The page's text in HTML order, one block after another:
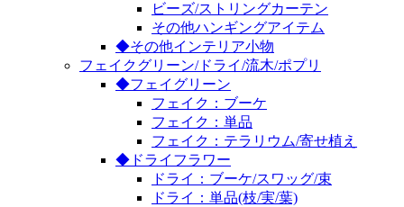
ビーズ/ストリングカーテン
その他ハンギングアイテム
◆その他インテリア小物
フェイクグリーン/ドライ/流木/ポプリ
◆フェイグリーン
フェイク：ブーケ
フェイク：単品
フェイク：テラリウム/寄せ植え
◆ドライフラワー
ドライ：ブーケ/スワッグ/束
ドライ：単品(枝/実/葉)